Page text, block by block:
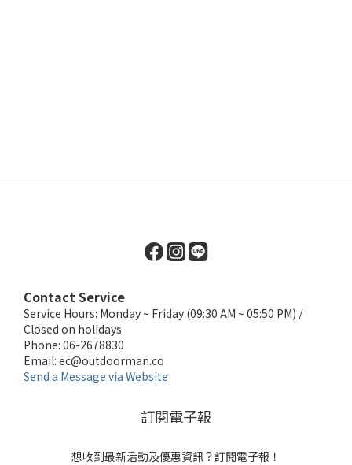
Contact Service
Service Hours: Monday ~ Friday (09:30 AM ~ 05:50 PM) /
Closed on holidays
Phone: 06-2678830
Email: ec@outdoorman.co
Send a Message via Website
訂閱電子報
想收到最新活動及優惠資訊？訂閱電子報！